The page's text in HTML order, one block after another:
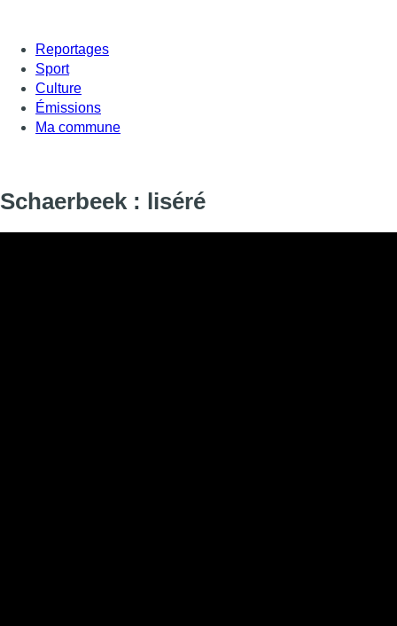
Reportages
Sport
Culture
Émissions
Ma commune
Schaerbeek : liséré